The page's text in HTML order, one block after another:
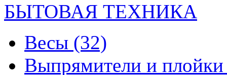
БЫТОВАЯ ТЕХНИКА
Весы (32)
Выпрямители и